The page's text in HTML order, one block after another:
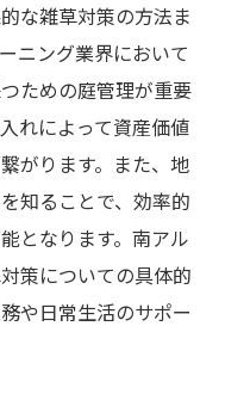
な雑草対策の方法ま
ニング業界において
ための庭管理が重要
れによって資産価値
がります。また、地
知ることで、効率的
となります。南アル
策についての具体的
や日常生活のサポー